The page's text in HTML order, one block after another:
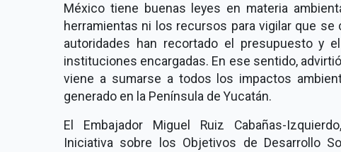
México tiene buenas leyes en materia
herramientas ni los recursos para vigilar que se
autoridades han recortado el presupuesto y
instituciones encargadas. En ese sentido,
viene a sumarse a todos los impactos
generado en la Península de Yucatán.
El Embajador Miguel Ruiz Cabañas-
Iniciativa sobre los Objetivos de Desarrollo